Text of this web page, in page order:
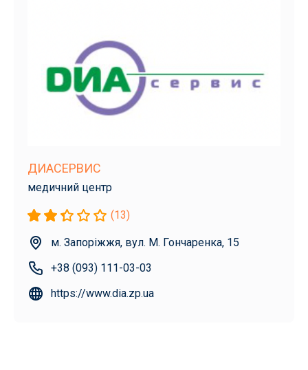
ДИАСЕРВИС
медичний центр
(13)
м. Запоріжжя, вул. М. Гончаренка, 15
+38 (093) 111-03-03
https://www.dia.zp.ua